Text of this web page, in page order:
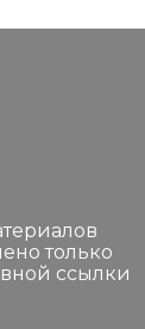
только
ссылки